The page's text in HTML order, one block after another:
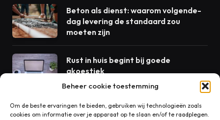
Beheer cookie toestemming
Om de beste ervaringen te bieden, gebruiken wij technologieën zoals
cookies om informatie over je apparaat op te slaan en/of te raadplegen.
Beton als dienst: waarom volgende-
dag levering de standaard zou
moeten zijn
Rust in huis begint bij goede
akoestiek